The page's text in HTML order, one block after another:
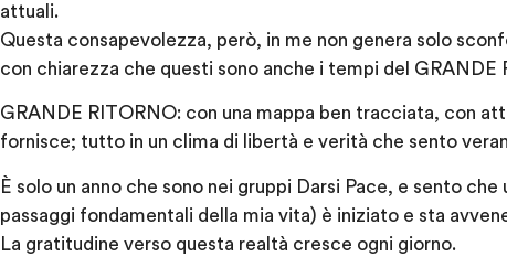
attuali.
Questa consapevolezza, però, in me non genera solo
con chiarezza che questi sono anche i tempi del GRANDE
GRANDE RITORNO: con una mappa ben tracciata, con
fornisce; tutto in un clima di libertà e verità che sento
È solo un anno che sono nei gruppi Darsi Pace, e sento
passaggi fondamentali della mia vita) è iniziato e sta
La gratitudine verso questa realtà cresce ogni giorno.